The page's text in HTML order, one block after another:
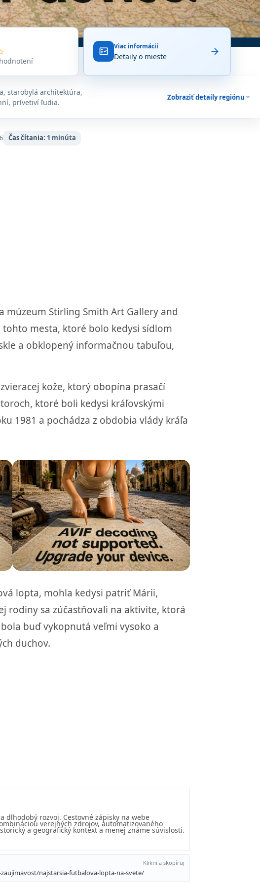
fact_check Viac informácií
Detaily o mieste arrow_forward
starobylá architektúra,
prívetiví ľudia.
Zobraziť detaily regiónu expand_more
Čas čítania: 1 minúta
múzeum Stirling Smith Art Gallery and
mesta, ktoré bolo kedysi sídlom
a obklopený informačnou tabuľou,
kože, ktorý obopína prasačí
ktoré boli kedysi kráľovskými
1981 a pochádza z obdobia vlády kráľa
lopta, mohla kedysi patriť Márii,
rodiny sa zúčastňovali na aktivite, ktorá
buď vykopnutá veľmi vysoko a
duchov.
dlhodobý rozvoj. Cestovné zápisky na webe
verejných zdrojov, automatizovaného
a geografický kontext a menej známe súvislosti.
Klikni a skopíruj
najstarsia-futbalova-lopta-na-svete/